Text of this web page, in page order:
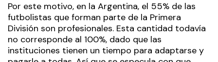
Por este motivo, en la Argentina, el 55% de las
futbolistas que forman parte de la Primera
División son profesionales. Esta cantidad todavía
no corresponde al 100%, dado que las
instituciones tienen un tiempo para adaptarse y